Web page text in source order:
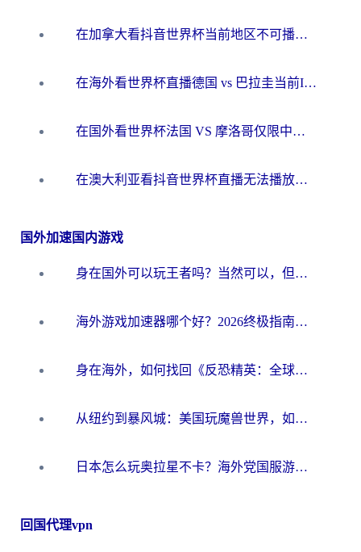
在加拿大看抖音世界杯当前地区不可播放？海外党体育观赛终极指南
在海外看世界杯直播德国 vs 巴拉圭当前IP受限制？这篇指南帮你轻松解决地区限制
在国外看世界杯法国 VS 摩洛哥仅限中国大陆？别让地域限制拦下你的欢呼
在澳大利亚看抖音世界杯直播无法播放？海外党体育观赛终极指南来了！
国外加速国内游戏
身在国外可以玩王者吗？当然可以，但你需要这份“加速”指南
海外游戏加速器哪个好？2026终极指南帮你畅玩国服+解决卡顿难题
身在海外，如何找回《反恐精英：全球攻势》国服的丝滑手感？一份给你的终极指南
从纽约到暴风城：美国玩魔兽世界，如何找到你的最佳网络航线
日本怎么玩奥拉星不卡？海外党国服游戏加速器选择全攻略
回国代理vpn